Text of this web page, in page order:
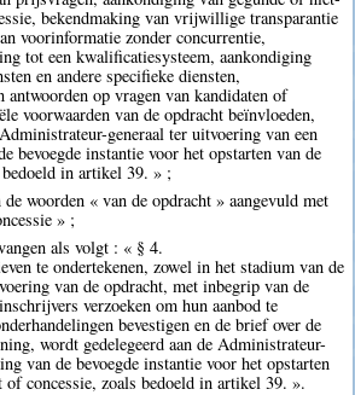
bekendmaking van vrijwillige transparantie
voorinformatie zonder concurrentie,
tot een kwalificatiesysteem, aankondiging
en andere specifieke diensten,
op vragen van kandidaten of
voorwaarden van de opdracht beïnvloeden,
generaal ter uitvoering van een
bevoegde instantie voor het opstarten van de
in artikel 39. » ;
woorden « van de opdracht » aangevuld met
» ;
als volgt : « § 4.
te ondertekenen, zowel in het stadium van de
van de opdracht, met inbegrip van de
verzoeken om hun aanbod te
bevestigen en de brief over de
wordt gedelegeerd aan de Administrateur-
van de bevoegde instantie voor het opstarten
of concessie, zoals bedoeld in artikel 39. ».